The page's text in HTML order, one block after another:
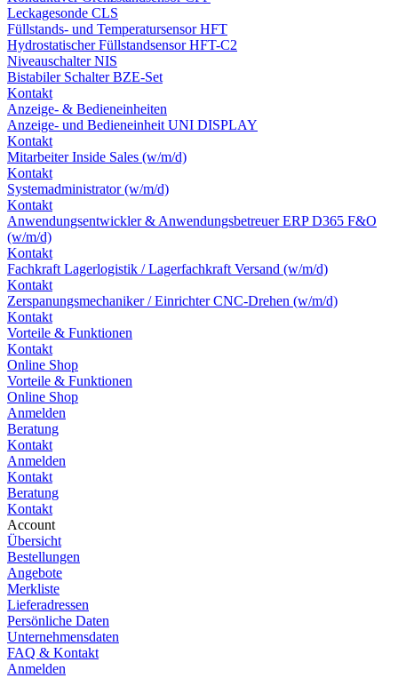
Leckagesonde CLS
Füllstands- und Temperatursensor HFT
Hydrostatischer Füllstandsensor HFT-C2
Niveauschalter NIS
Bistabiler Schalter BZE-Set
Kontakt
Anzeige- & Bedieneinheiten
Anzeige- und Bedieneinheit UNI DISPLAY
Kontakt
Mitarbeiter Inside Sales (w/m/d)
Kontakt
Systemadministrator (w/m/d)
Kontakt
Anwendungsentwickler & Anwendungsbetreuer ERP D365 F&O
(w/m/d)
Kontakt
Fachkraft Lagerlogistik / Lagerfachkraft Versand (w/m/d)
Kontakt
Zerspanungsmechaniker / Einrichter CNC-Drehen (w/m/d)
Kontakt
Vorteile & Funktionen
Kontakt
Online Shop
Vorteile & Funktionen
Online Shop
Anmelden
Beratung
Kontakt
Anmelden
Kontakt
Beratung
Kontakt
Account
Übersicht
Bestellungen
Angebote
Merkliste
Lieferadressen
Persönliche Daten
Unternehmensdaten
FAQ & Kontakt
Anmelden